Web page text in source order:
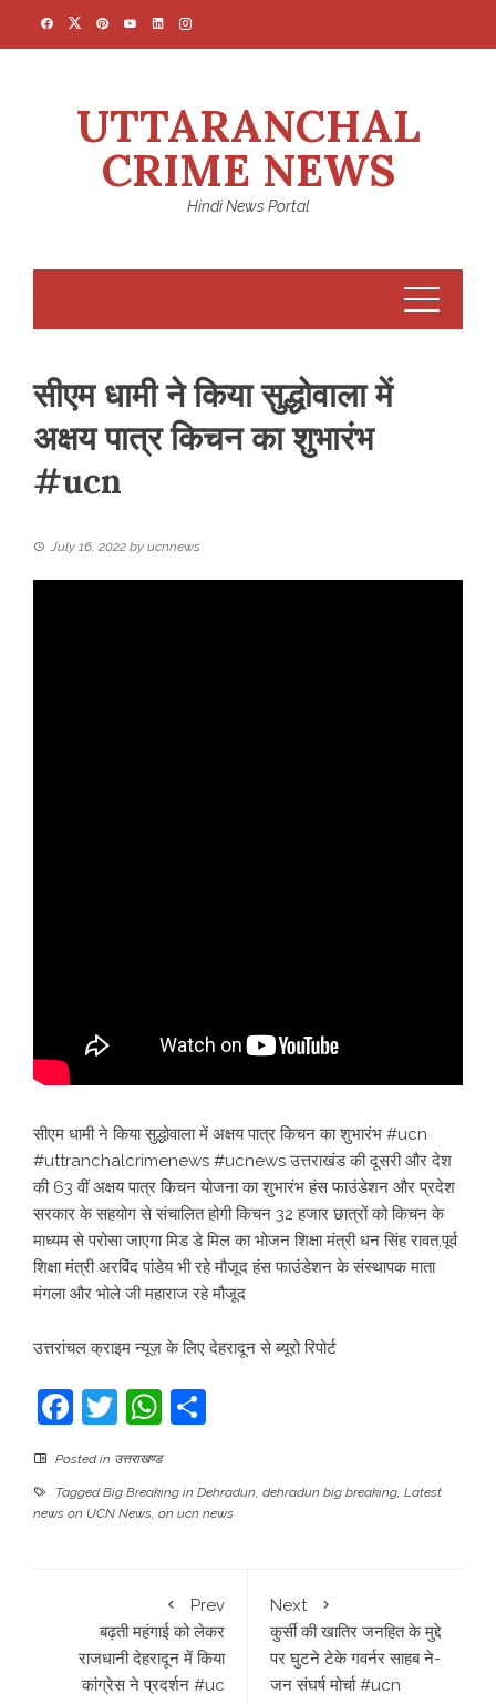
UTTARANCHAL
CRIME NEWS
Hindi News Portal
सीएम धामी ने किया सुद्धोवाला में
अक्षय पात्र किचन का शुभारंभ
#ucn
July 16, 2022 by ucnnews
सीएम धामी ने किया सुद्धोवाला में अक्षय पात्र किचन का शुभारंभ #ucn
#uttranchalcrimenews #ucnews उत्तराखंड की दूसरी और देश
की 63 वीं अक्षय पात्र किचन योजना का शुभारंभ हंस फाउंडेशन और प्रदेश
सरकार के सहयोग से संचालित होगी किचन 32 हजार छात्रों को किचन के
माध्यम से परोसा जाएगा मिड डे मिल का भोजन शिक्षा मंत्री धन सिंह रावत,पूर्व
शिक्षा मंत्री अरविंद पांडेय भी रहे मौजूद हंस फाउंडेशन के संस्थापक माता
मंगला और भोले जी महाराज रहे मौजूद
उत्तरांचल क्राइम न्यूज़ के लिए देहरादून से ब्यूरो रिपोर्ट
Facebook
TwitterWhatsApp
Posted in उत्तराखण्ड
TaggedBig Breaking in Dehradun, dehradun big breaking, Latest
news on UCN News, on ucn news
Prev
बढ़ती महंगाई को लेकर
राजधानी देहरादून में किया
कांग्रेस ने प्रदर्शन #uc
Next
कुर्सी की खातिर जनहित के मुद्दे
पर घुटने टेके गवर्नर साहब ने-
जन संघर्ष मोर्चा #ucn